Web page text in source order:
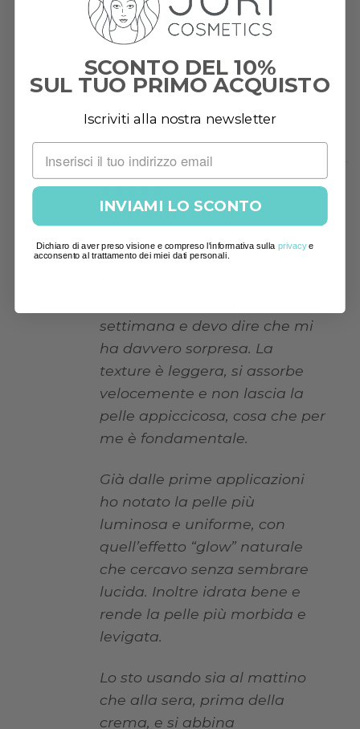
formulati proprio per
efficaci
-Team Dr. Juri
Valutato5
Ioana adela Oltean
Aprile 2026
settimana e devo dire che mi
ha davvero sorpresa. La
texture è leggera, si assorbe
velocemente e non lascia la
pelle appiccicosa, cosa che per
me è fondamentale.
Già dalle prime applicazioni
ho notato la pelle più
luminosa e uniforme, con
quell’effetto “glow” naturale
che cercavo senza sembrare
lucida. Inoltre idrata bene e
rende la pelle più morbida e
levigata.
Lo sto usando sia al mattino
che alla sera, prima della
crema, e si abbina
SCONTO DEL 10%
SUL TUO PRIMO ACQUISTO
Iscriviti alla nostra newsletter
INVIAMI LO SCONTO
Dichiaro di aver preso visione e compreso l'informativa sulla privacye
acconsento al trattamento dei miei dati personali.